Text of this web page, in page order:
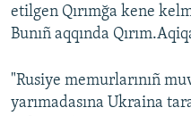
RFE/RS bütün saytları
etilgen Qırımğa kene
Bunıñ aqqında
"Rusiye memurlarınıñ
yarımadasına Ukraina